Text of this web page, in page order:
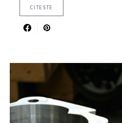
CITESTE